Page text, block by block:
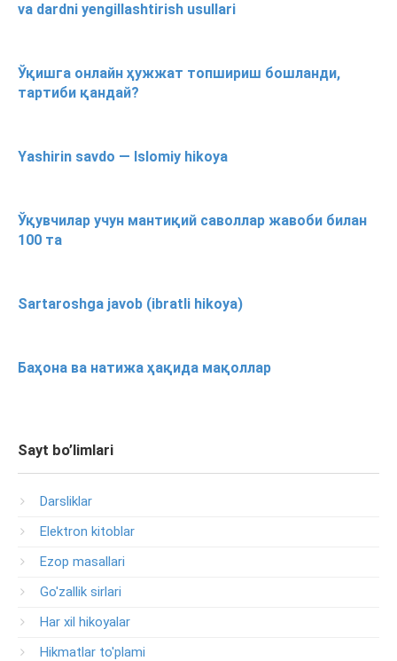
va dardni yengillashtirish usullari
Ўқишга онлайн ҳужжат топшириш бошланди,
тартиби қандай?
Yashirin savdo — Islomiy hikoya
Ўқувчилар учун мантиқий саволлар жавоби билан
100 та
Sartaroshga javob (ibratli hikoya)
Баҳона ва натижа ҳақида мақоллар
Sayt bo’limlari
Darsliklar
Elektron kitoblar
Ezop masallari
Go'zallik sirlari
Har xil hikoyalar
Hikmatlar to'plami